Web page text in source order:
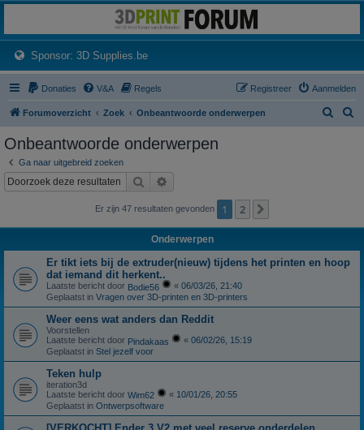
Het 3D print forum van de Benelux na de sluiting van 3dprintforum.nl
Sponsor: 3D Supplies.be(Opens a new tab)
Donaties V&A Regels Aanmelden
Registreer
Forumoverzicht Zoek Onbeantwoorde onderwerpen
Onbeantwoorde onderwerpen
Ga naar uitgebreid zoeken
Zoek
Er zijn 47 resultaten gevonden 1 2
Onderwerpen
Er tikt iets bij de extruder(nieuw) tijdens het printen en hoop
dat iemand dit herkent..
Laatste bericht door Bodie56 « 06/03/26, 21:40
Geplaatst in Vragen over 3D-printen en 3D-printers
Weer eens wat anders dan Reddit
Voorstellen
Laatste bericht door Pindakaas « 06/02/26, 15:19
Geplaatst in Stel jezelf voor
Teken hulp
iteration3d
Laatste bericht door Wim62 « 10/01/26, 20:55
Geplaatst in Ontwerpsoftware